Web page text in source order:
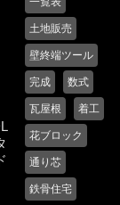
土地販売
壁終端ツール
完成 数式
瓦屋根 着工
花ブロック
通り芯
鉄骨住宅